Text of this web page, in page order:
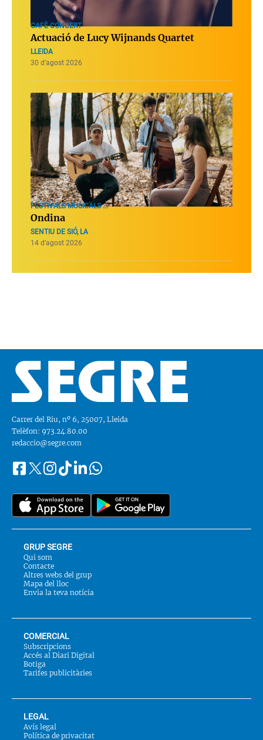
CAFÈ-CONCERT
Actuació de Lucy Wijnands Quartet
LLEIDA
30 d’agost 2026
FESTIVALS MUSICALS ...
Ondina
SENTIU DE SIÓ, LA
14 d’agost 2026
Carrer del Riu, nº 6, 25007, Lleida
Telèfon: 973.24.80.00
redaccio@segre.com
Segueix-
a::
FacebookInstagram
TiktokLinkedinWhatsapp
GRUP SEGRE
Qui som
Contacte
Altres webs del grup
Mapa del lloc
Envia la teva notícia
COMERCIAL
Subscripcions
Accés al Diari Digital
Botiga
Tarifes publicitàries
LEGAL
Avís legal
Política de privacitat